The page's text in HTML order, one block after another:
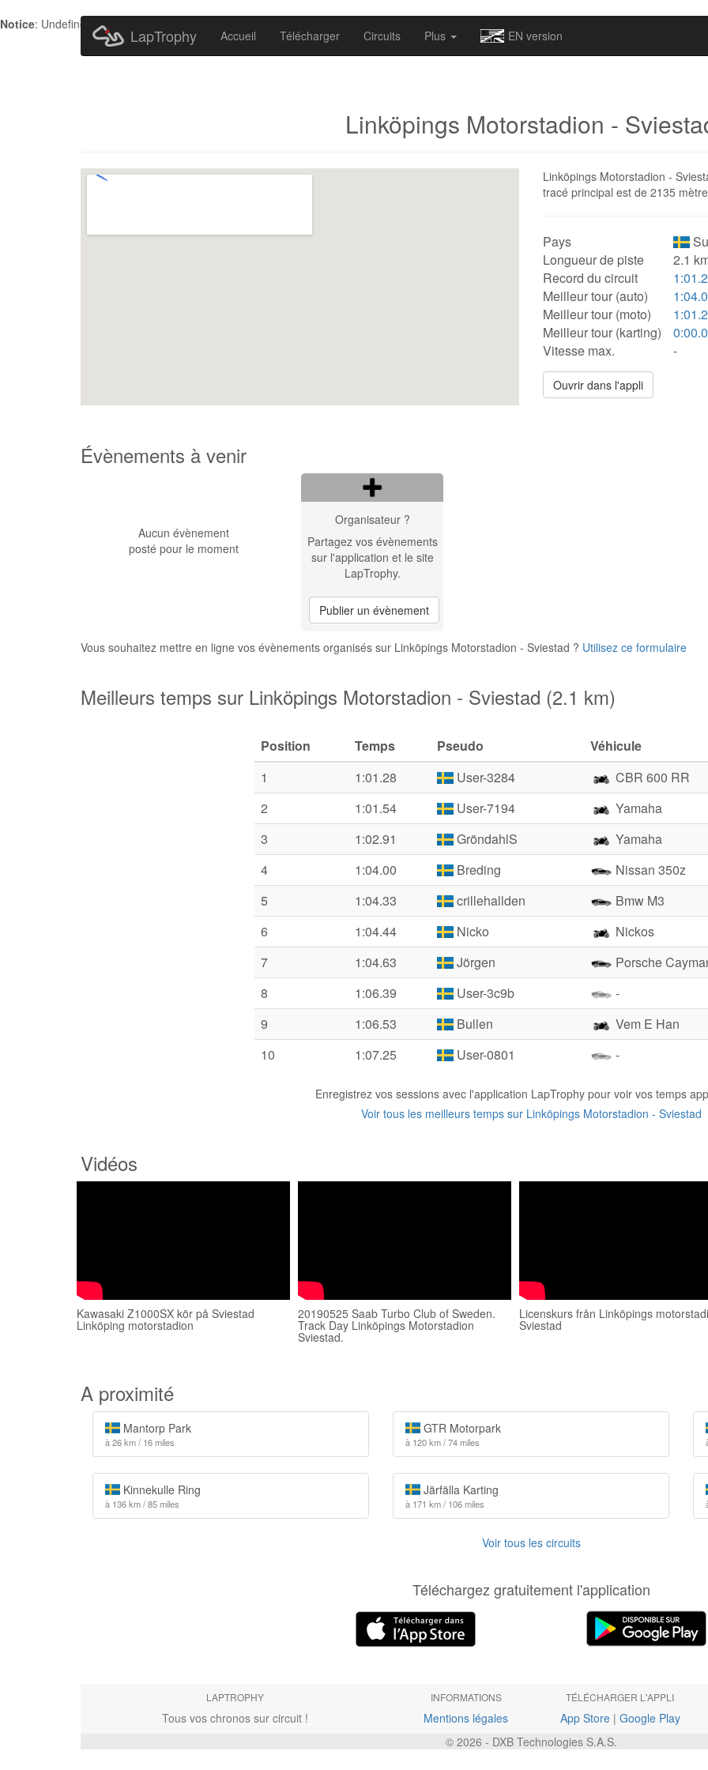
Notice: Undefined index: HTTP_ACCEPT_LANGUAGE in
LapTrophy Accueil Télécharger Circuits Plus EN version
Linköpings Motorstadion -
Linköpings Motorstadion -
tracé principal est de 2135
Pays
Longueur de piste
2.1
Record du circuit
Meilleur tour (auto)
Meilleur tour (moto)
Meilleur tour (karting)
Vitesse max.
-
Ouvrir dans l'appli
Évènements à venir
Aucun évènement
posté pour le moment
Organisateur ?
Partagez vos évènements
sur l'application et le site
LapTrophy.
Publier un évènement
Vous souhaitez mettre en ligne vos évènements organisés sur Linköpings Motorstadion - Sviestad ? Utilisez ce formulaire
Meilleurs temps sur Linköpings Motorstadion - Sviestad (2.1 km)
Position Temps Pseudo
Véhicule
1
1:01.28 User-3284
CBR 600 RR
2
1:01.54 User-7194
Yamaha
3
1:02.91 GröndahlS
Yamaha
4
1:04.00 Breding
Nissan 350z
5
1:04.33 crillehallden
Bmw M3
6
1:04.44 Nicko
Nickos
7
1:04.63 Jörgen
Porsche
8
1:06.39 User-3c9b
-
9
1:06.53 Bullen
Vem E Han
10
1:07.25 User-0801 -
Enregistrez vos sessions avec l'application LapTrophy pour voir vos temps
Voir tous les meilleurs temps sur Linköpings Motorstadion - Sviestad
Vidéos
Kawasaki Z1000SX kör på Sviestad
Linköping motorstadion
20190525 Saab Turbo Club of Sweden.
Track Day Linköpings Motorstadion
Sviestad.
Licenskurs från Linköpings
Sviestad
A proximité
Mantorp Park
à 26 km / 16 miles
GTR Motorpark
à 120 km / 74 miles
Kinnekulle Ring
à 136 km / 85 miles
Järfälla Karting
à 171 km / 106 miles
Voir tous les circuits
Téléchargez gratuitement l'application
LAPTROPHY
Tous vos chronos sur circuit !
INFORMATIONS
Mentions légales
TÉLÉCHARGER L'APPLI
App Store| Google Play
© 2026 - DXB Technologies S.A.S.